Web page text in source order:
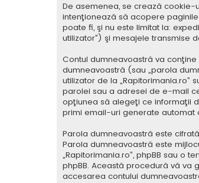
De asemenea, se crează cookie-
intenţionează să acopere
poate fi, şi nu este limitat la:
utilizator”) şi mesajele transmise
Contul dumneavoastră va
dumneavoastră (sau „parola
utilizator de la
parolei sau a adresei de e-mail
opţiunea să alegeţi ce informaţii
primi email-uri generate automat
Parola dumneavoastră este
Parola dumneavoastră este
„Rapitorimania.ro”, phpBB sau o
phpBB. Această procedură vă va
accesarea contului